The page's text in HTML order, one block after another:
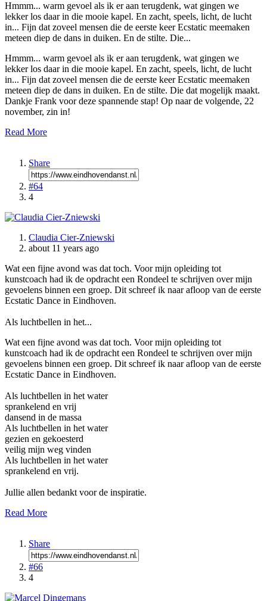
Hmmm... warm gevoel als ik er aan terugdenk, wat gingen we
lekker los daar in die mooie kapel. En zacht, speels, licht, de lucht
in... Fijn dat zoveel mensen die de eerste keer Ecstatic meemaken
meteen diep de dans in duiken. En de stilte. Die...
Hmmm... warm gevoel als ik er aan terugdenk, wat gingen we
lekker los daar in die mooie kapel. En zacht, speels, licht, de lucht
in... Fijn dat zoveel mensen die de eerste keer Ecstatic meemaken
meteen diep de dans in duiken. En de stilte. Die dat mogelijk maakt.
Dankje Frank voor deze spannende stap! Op naar de volgende, 22
november, zin in!
Read More
Share
#64
4
Claudia Cier-Zniewski
about 11 years ago
Wat een fijne avond was dat toch. Voor mijn opleiding tot
kunstcoach had ik de opdracht een Rondeel te schrijven over mijn
gevoelens binnen een groep. Dit schreef ik naar afloop van de eerste
Ecstatic Dance in Eindhoven.
Als luchtbellen in het...
Wat een fijne avond was dat toch. Voor mijn opleiding tot
kunstcoach had ik de opdracht een Rondeel te schrijven over mijn
gevoelens binnen een groep. Dit schreef ik naar afloop van de eerste
Ecstatic Dance in Eindhoven.
Als luchtbellen in het water
sprankelend en vrij
dansend in de massa
Als luchtbellen in het water
gezien en gekoesterd
veilig mijn weg vinden
Als luchtbellen in het water
sprankelend en vrij.
Jullie allen bedankt voor de inspiratie.
Read More
Share
#66
4